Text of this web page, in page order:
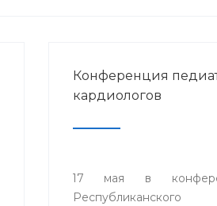
Конференция
кардиологов
17 мая в
Республиканского